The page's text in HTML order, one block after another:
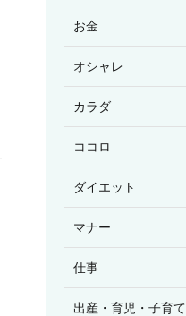
お金
オシャレ
カラダ
ココロ
ダイエット
マナー
仕事
出産・育児・子育て